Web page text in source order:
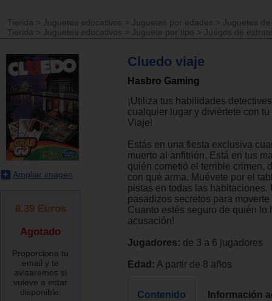
Tienda > Juguetes educativos > Juguetes por edades > Juguetes
Tienda
> Juguetes educativos > Juguete por tipo > Juegos de
Ampliar imagen
8.39 Euros
Agotado
Proporciona tu
email y te
avisaremos si
vuleve a estar
disponible:
Cluedo viaje
Hasbro Gaming
¡Utiliza tus habilidades
cualquier lugar y diviértete con
Viaje!
Estás en una fiesta exclusiva
muerto al anfitrión. Está en tus
quién cometió el terrible crimen,
con qué arma. Muévete por el
pistas en todas las habitaciones.
pasadizos secretos para
Cuanto estés seguro de quién lo
acusación!
Jugadores: de 3 a 6 jugadores
Edad: A partir de 8 años
Contenido Información